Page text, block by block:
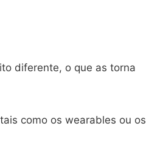
diferente, o que as torna
como os wearables ou os